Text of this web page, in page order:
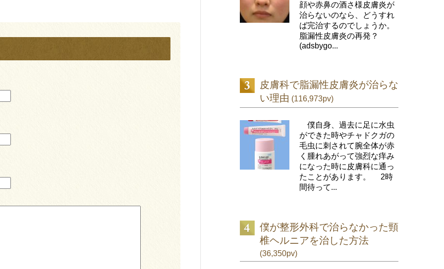
顔や赤鼻の酒さ様皮膚炎が
治らないのなら、どうすれ
ば完治するのでしょうか。
脂漏性皮膚炎の再発？
(adsbygo...
皮膚科で脂漏性皮膚炎が治らな
い理由 (116,973pv)
僕自身、過去に足に水虫
ができた時やチャドクガの
毛虫に刺されて腕全体が赤
く腫れあがって強烈な痒み
になった時に皮膚科に通っ
たことがあります。 2時
間待って...
僕が整形外科で治らなかった頸
椎ヘルニアを治した方法
(36,350pv)